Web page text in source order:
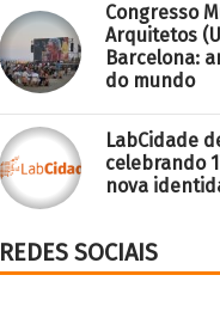
Congresso
Arquitetos
Barcelona:
do mundo
LabCidade
celebrando
nova
REDES SOCIAIS